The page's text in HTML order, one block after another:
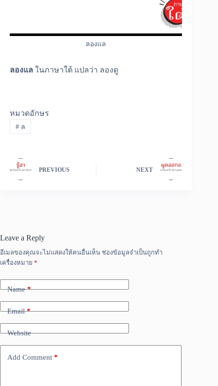
ลองแล
ลองแล ในภาษาใต้ แปลว่า ลองดู
หมวดอักษร
#ล
PREVIOUS NEXT
Leave a Reply
อีเมลของคุณจะไม่แสดงให้คนอื่นเห็น ช่องข้อมูลจำเป็นถูกทำ
เครื่องหมาย *
Name*
Email*
Website
Add Comment *